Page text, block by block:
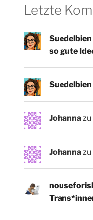
Letzte
Suedelbien
so gute
Suedelbien
Johannazu
Johannazu